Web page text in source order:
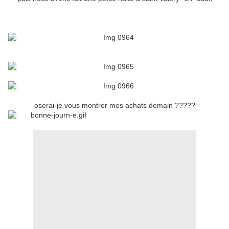
oserai-je vous montrer mes achats demain ?????